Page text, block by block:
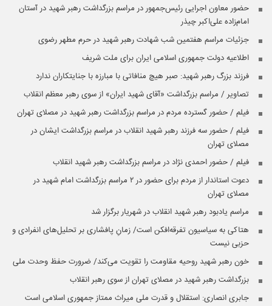
حضور معاون اجرایی رئیس‌جمهور در مراسم بزرگداشت رهبر شهید در آستان
امام‌زاده علی‌اکبر چیذر
جزئیات مراسم هفتمین شب شهادت رهبر شهید در حرم مطهر رضوی
اطلاعیه دولت جمهوری اسلامی ایران برای ملت شریف
فرزند بزرگ رهبر شهید: صبر هیچ منافاتی با مبارزه با جنایتکاران ندارد
تصاویر / مراسم بزرگداشت «آقای شهید ایران» از سوی رهبر معظم انقلاب
فیلم / حضور گسترده مردم در مراسم بزرگداشت رهبر شهید در مصلای تهران
فیلم / حضور سه فرزند رهبر شهید انقلاب در مراسم بزرگداشت ایشان در
مصلای تهران
فیلم / حضور احمدی نژاد در مراسم بزرگداشت رهبر شهید انقلاب
دعوت استاندار از مردم برای حضور در ۲ مراسم بزرگداشت امام شهید در
مصلای تهران
مراسم یادبود رهبر شهید انقلاب در شهریار برگزار شد
هتاکی به سیاسیون تفرقه‌افکن است/ زمانِ پافشاری بر تحلیل‌های انفرادی و
حزبی نیست
خون رهبر شهید روحیه مقاومت را تقویت می‌کند/ ضرورت حفظ وحدت ملی
بزرگداشت رهبر شهید در مصلای تهران از سوی رهبر انقلاب
جابری انصاری:‌ استقلال و قدرت ملی میراث ممتاز جمهوری اسلامی است